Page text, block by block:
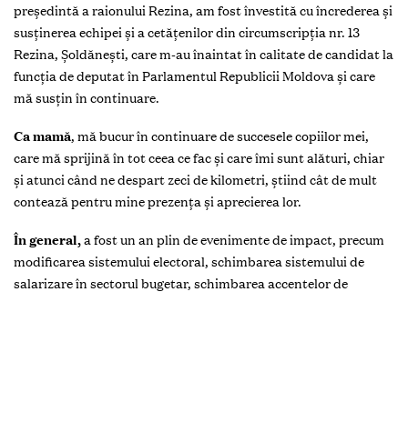
președintă a raionului Rezina, am fost învestită cu încrederea și
susținerea echipei și a cetățenilor din circumscripția nr. 13
Rezina, Șoldănești, care m-au înaintat în calitate de candidat la
funcția de deputat în Parlamentul Republicii Moldova și care
mă susțin în continuare.
Ca mamă, mă bucur în continuare de succesele copiilor mei,
care mă sprijină în tot ceea ce fac și care îmi sunt alături, chiar
și atunci când ne despart zeci de kilometri, știind cât de mult
contează pentru mine prezența și aprecierea lor.
În general, a fost un an plin de evenimente de impact, precum
modificarea sistemului electoral, schimbarea sistemului de
salarizare în sectorul bugetar, schimbarea accentelor de